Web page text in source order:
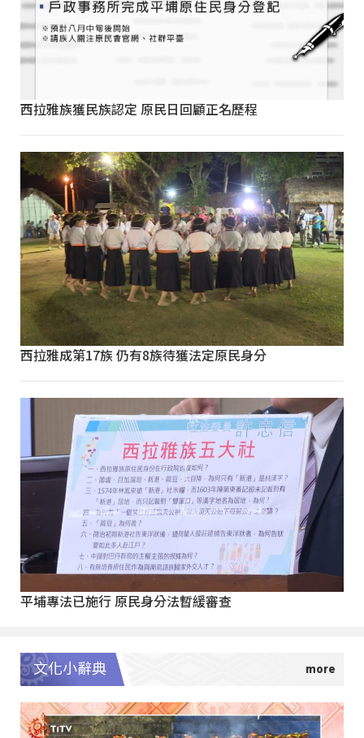
西拉雅族獲民族認定 原民日回顧正名歷程
西拉雅成第17族 仍有8族待獲法定原民身分
平埔專法已施行 原民身分法暫緩審查
文化小辭典